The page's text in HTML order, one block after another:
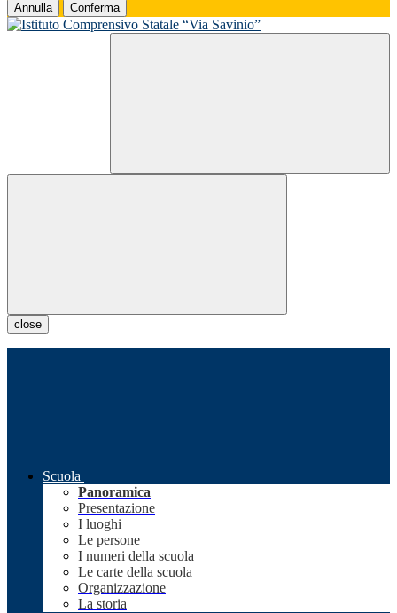
Annulla Conferma
close
Scuola
Panoramica
Presentazione
I luoghi
Le persone
I numeri della scuola
Le carte della scuola
Organizzazione
La storia